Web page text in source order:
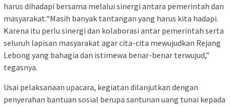
harus dihadapi bersama melalui sinergi antara pemerintah dan
masyarakat.“Masih banyak tantangan yang harus kita hadapi.
Karena itu perlu sinergi dan kolaborasi antar pemerintah serta
seluruh lapisan masyarakat agar cita-cita mewujudkan Rejang
Lebong yang bahagia dan istimewa benar-benar terwujud,”
tegasnya.
Usai pelaksanaan upacara, kegiatan dilanjutkan dengan
penyerahan bantuan sosial berupa santunan uang tunai kepada